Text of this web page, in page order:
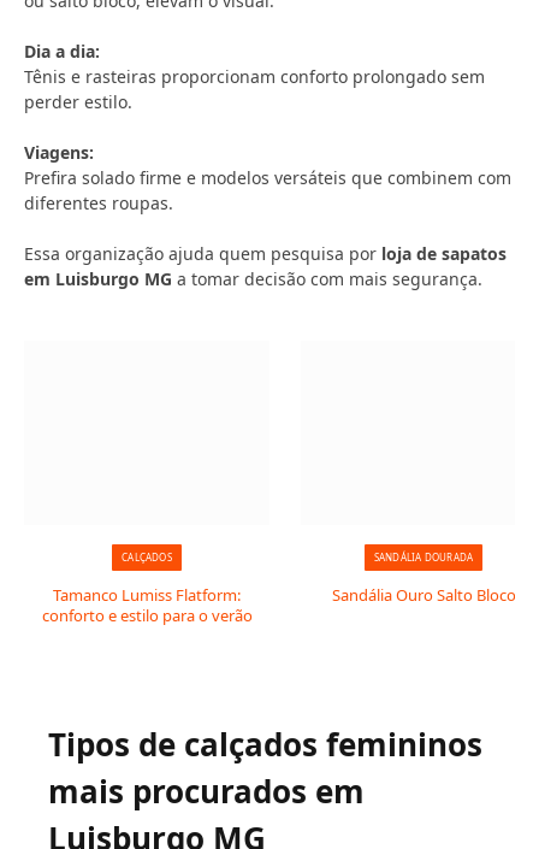
Dia a dia:
Tênis e rasteiras proporcionam conforto prolongado sem
perder estilo.
Viagens:
Prefira solado firme e modelos versáteis que combinem com
diferentes roupas.
Essa organização ajuda quem pesquisa por loja de sapatos
em Luisburgo MG a tomar decisão com mais segurança.
CALÇADOS
Tamanco Lumiss Flatform:
conforto e estilo para o verão
SANDÁLIA DOURADA
Sandália Ouro Salto Bloco
Tipos de calçados femininos
mais procurados em
Luisburgo MG